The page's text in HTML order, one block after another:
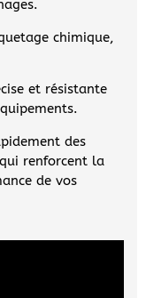
chimique,
et résistante
des
renforcent la
de vos